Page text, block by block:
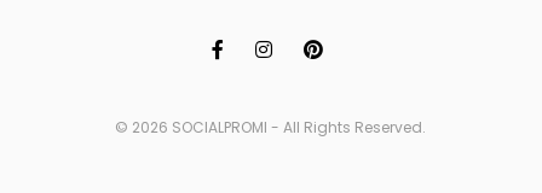
© 2026 SOCIALPROMI - All Rights Reserved.